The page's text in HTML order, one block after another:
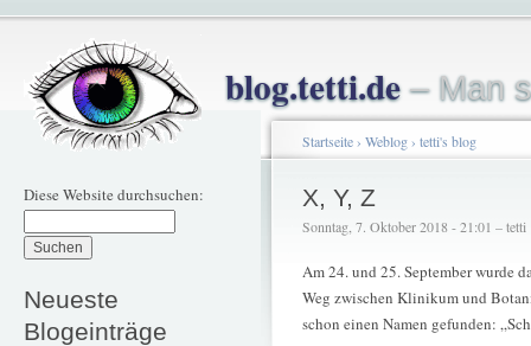
blog.tetti.de– Man
Diese Website durchsuchen:
Neueste
Blogeinträge
Startseite› Weblog› tetti's blog
X, Y, Z
Sonntag, 7. Oktober 2018 - 21:01 – tetti
Am 24. und 25. September wurde
Weg zwischen Klinikum und
schon einen Namen gefunden: